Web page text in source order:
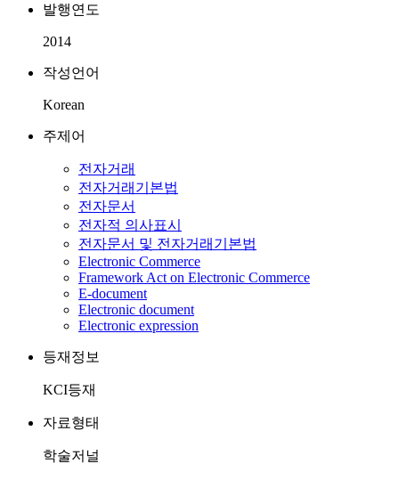
발행연도
2014
작성언어
Korean
주제어
전자거래
전자거래기본법
전자문서
전자적 의사표시
전자문서 및 전자거래기본법
Electronic Commerce
Framework Act on Electronic Commerce
E-document
Electronic document
Electronic expression
등재정보
KCI등재
자료형태
학술저널